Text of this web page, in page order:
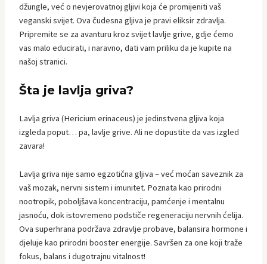
džungle, već o nevjerovatnoj gljivi koja će promijeniti vaš
veganski svijet. Ova čudesna gljiva je pravi eliksir zdravlja.
Pripremite se za avanturu kroz svijet lavlje grive, gdje ćemo
vas malo educirati, i naravno, dati vam priliku da je kupite na
našoj stranici.
Šta je lavlja griva?
Lavlja griva (Hericium erinaceus) je jedinstvena gljiva koja
izgleda poput… pa, lavlje grive. Ali ne dopustite da vas izgled
zavara!
Lavlja griva nije samo egzotična gljiva – već moćan saveznik za
vaš mozak, nervni sistem i imunitet. Poznata kao prirodni
nootropik, poboljšava koncentraciju, pamćenje i mentalnu
jasnoću, dok istovremeno podstiče regeneraciju nervnih ćelija.
Ova superhrana podržava zdravlje probave, balansira hormone i
djeluje kao prirodni booster energije. Savršen za one koji traže
fokus, balans i dugotrajnu vitalnost!